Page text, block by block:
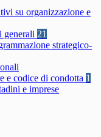
su organizzazione e
generali 21
strategico-
e codice di condotta 1
e imprese